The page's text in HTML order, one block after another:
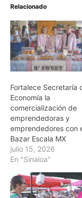
Relacionado
Fortalece Secretaría
Economía la
comercialización de
emprendedoras y
emprendedores con
Bazar Escala MX
julio 15, 2026
En "Sinaloa"